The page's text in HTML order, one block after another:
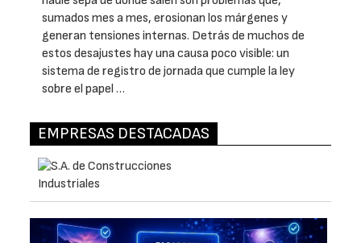
sumados mes a mes, erosionan los márgenes y
generan tensiones internas. Detrás de muchos de
estos desajustes hay una causa poco visible: un
sistema de registro de jornada que cumple la ley
sobre el papel …
EMPRESAS DESTACADAS